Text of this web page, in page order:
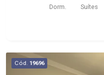
sendo duas cobertas;
conta com lago
Pequeno Príncipe,
Dorm. Suítes
Cód. 19696